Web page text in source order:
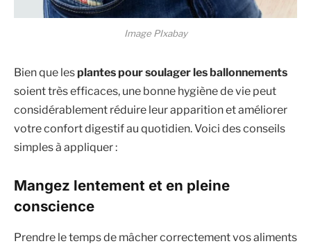
Image PIxabay
Bien que lesplantes pour soulager les ballonnements
soient très efficaces, une bonne hygiène de vie peut
considérablement réduire leur apparition et améliorer
votre confort digestif au quotidien. Voici des conseils
simples à appliquer :
Mangez lentement et en pleine
conscience
Prendre le temps de mâcher correctement vos aliments